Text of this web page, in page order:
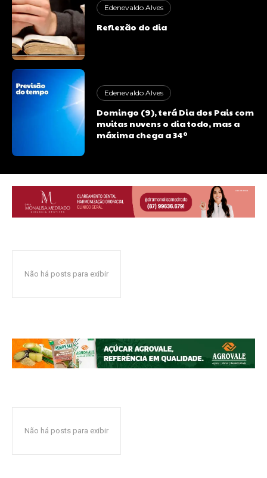
Edenevaldo Alves
Reflexão do dia
Edenevaldo Alves
Domingo (9), terá Dia dos Pais com
muitas nuvens o dia todo, mas a
máxima chega a 34º
Não há posts para exibir
Não há posts para exibir